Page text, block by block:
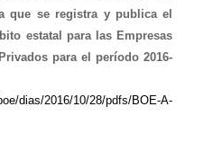
que se registra y publica el
estatal para las Empresas
para el período 2016-
dias/2016/10/28/pdfs/BOE-A-